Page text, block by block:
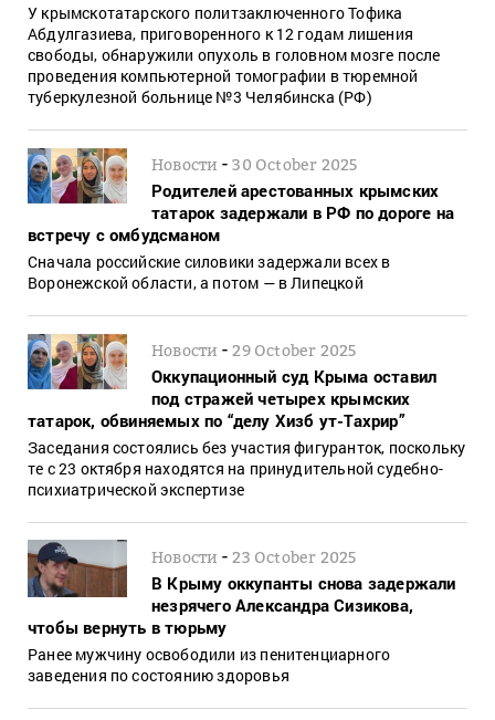
У крымскотатарского политзаключенного Тофика
Абдулгазиева, приговоренного к 12 годам лишения
свободы, обнаружили опухоль в головном мозге после
проведения компьютерной томографии в тюремной
туберкулезной больнице №3 Челябинска (РФ)
Новости -30 October 2025
Родителей арестованных крымских
татарок задержали в РФ по дороге на
встречу с омбудсманом
Сначала российские силовики задержали всех в
Воронежской области, а потом — в Липецкой
Новости -29 October 2025
Оккупационный суд Крыма оставил
под стражей четырех крымских
татарок, обвиняемых по “делу Хизб ут-Тахрир”
Заседания состоялись без участия фигуранток, поскольку
те с 23 октября находятся на принудительной судебно-
психиатрической экспертизе
Новости -23 October 2025
В Крыму оккупанты снова задержали
незрячего Александра Сизикова,
чтобы вернуть в тюрьму
Ранее мужчину освободили из пенитенциарного
заведения по состоянию здоровья